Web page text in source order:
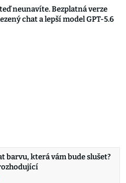
neunavíte. Bezplatná verze
chat a lepší model GPT-5.6
barvu, která vám bude slušet?